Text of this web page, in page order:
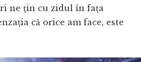
ne țin cu zidul în fața
că orice am face, este